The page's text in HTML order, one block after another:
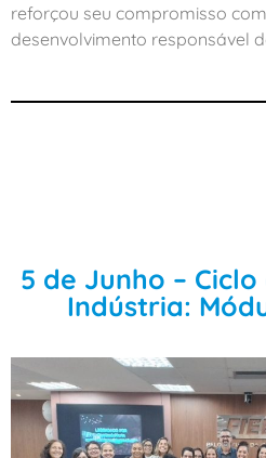
reforçou seu compromisso
desenvolvimento responsável
5 de Junho –
Indústria: